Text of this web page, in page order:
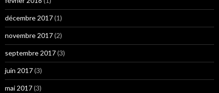
décembre 2017(1)
novembre 2017(2)
septembre 2017(3)
juin 2017(3)
mai 2017(3)